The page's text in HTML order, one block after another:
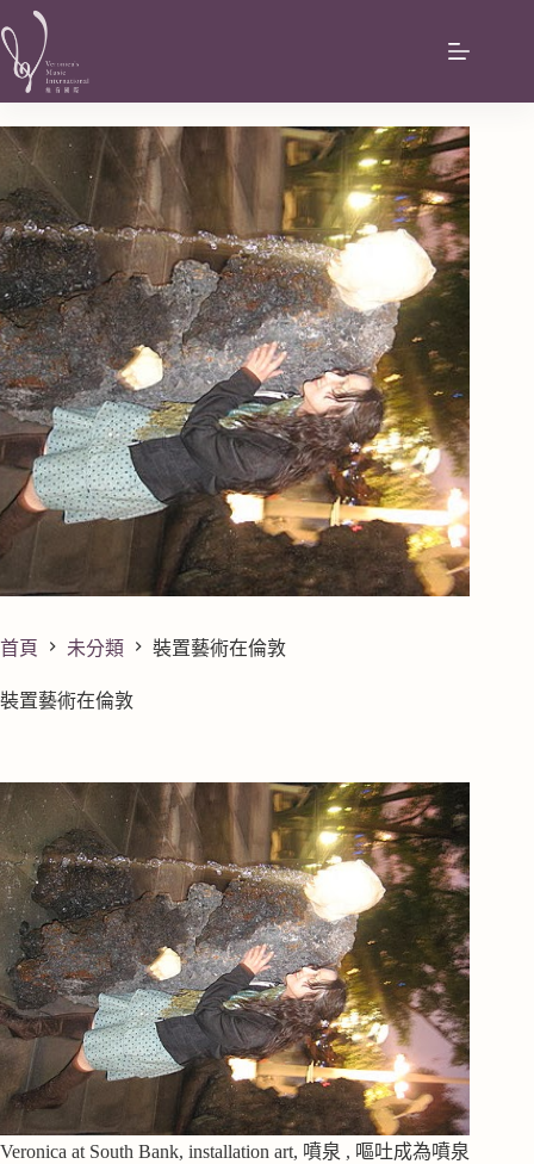
首頁 未分類 裝置藝術在倫敦
裝置藝術在倫敦
Veronica at South Bank, installation art, 噴泉 , 嘔吐成為噴泉